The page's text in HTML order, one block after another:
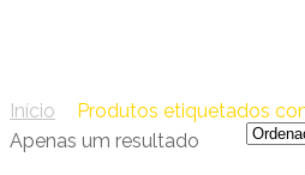
Início
Produtos etiquetados
Apenas um resultado